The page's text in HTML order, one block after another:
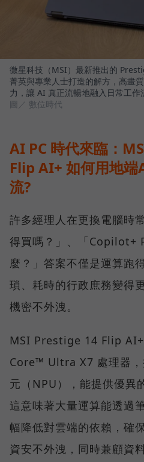
微星科技（MSI）最新推出的
菁英與專業人士打造的解方，高畫
力，讓 AI 真正流暢地融入日常工作
圖／ 數位時代
AI PC 時代來臨：
Flip AI+ 如何用地
流?
許多經理人在更換電腦時
得買嗎？」、「Copilot+
麼？」答案不僅是運算跑
瑣、耗時的行政庶務變得
機密不外洩。
MSI Prestige 14 Flip
Core™ Ultra X7 處理器，
元（NPU），能提供優異
這意味著大量運算能透過
幅降低對雲端的依賴，確
資安不外洩，同時兼顧資